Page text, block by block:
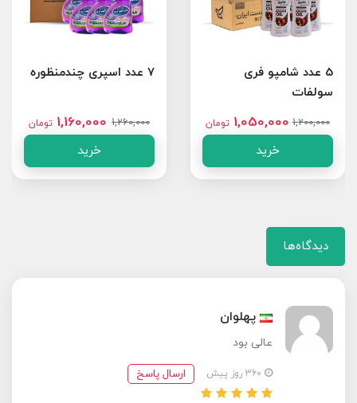
5 عدد شامپو فری
سولفات
1,200,000
1,050,000 تومان
خرید
7 عدد اسپری چندمنظوره
1,260,000
1,160,000 تومان
خرید
دیدگاه‌ها
پهلوان
عالی بود
ارسال پاسخ